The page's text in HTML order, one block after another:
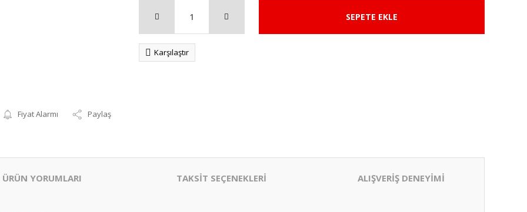
Fiyat Alarmı Paylaş
SEPETE EKLE
Karşılaştır
ÜRÜN YORUMLARI TAKSİT SEÇENEKLERİ ALIŞVERİŞ DENEYİMİ